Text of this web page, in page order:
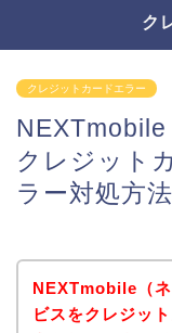
ク
クレジットカードエラー
クレジット
ラー対処方法
NEXTmobile（
ビスをクレジッ